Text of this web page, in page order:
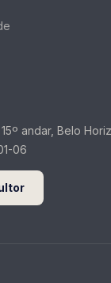
andar, Belo
06